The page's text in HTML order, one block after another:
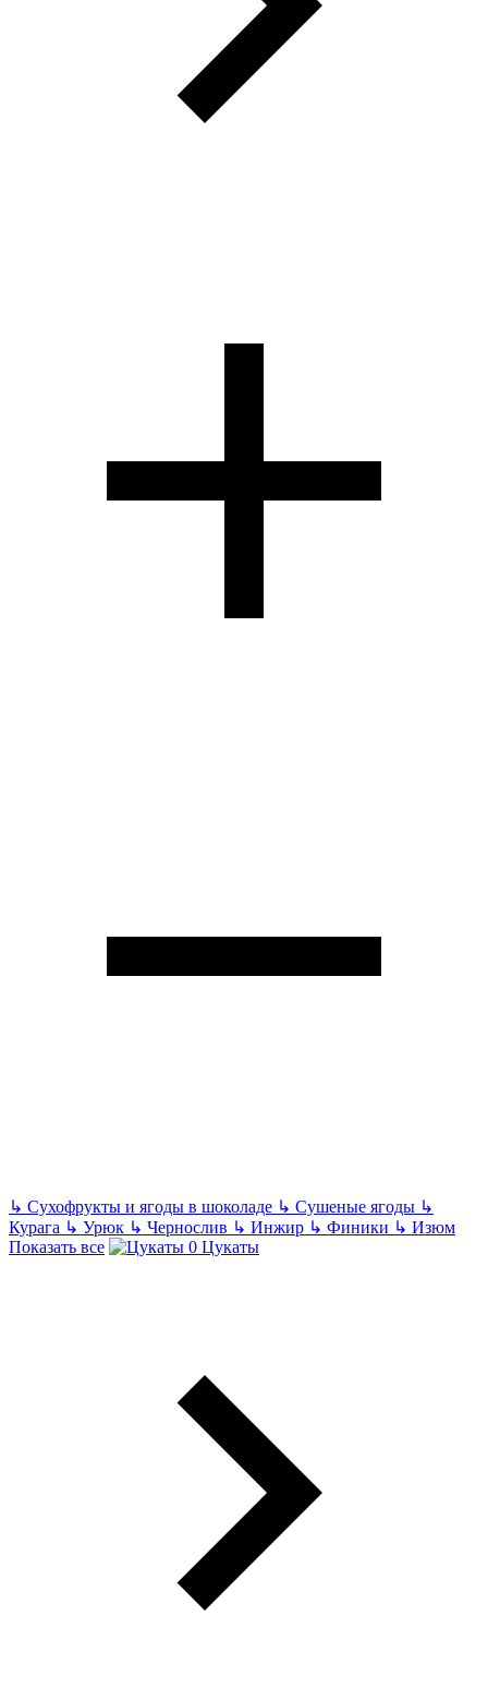
↳ Сухофрукты и ягоды в шоколаде ↳ Сушеные ягоды ↳
Курага ↳ Урюк ↳ Чернослив ↳ Инжир ↳ Финики ↳ Изюм
Показать все
Цукаты